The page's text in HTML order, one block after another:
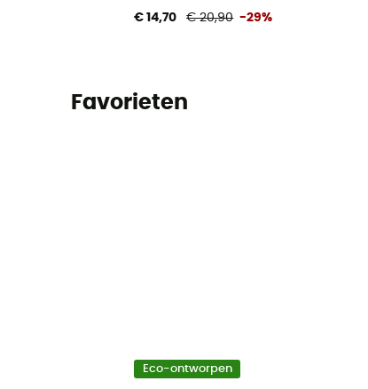
€ 14,70 € 20,90 -29%
Favorieten
Eco-ontworpen